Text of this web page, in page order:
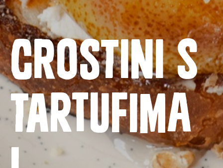
Naslovnica
Proizvodi
Recepti
Crostini s
tartufima